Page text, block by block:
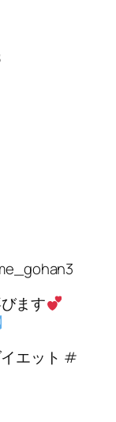
ます
エット #